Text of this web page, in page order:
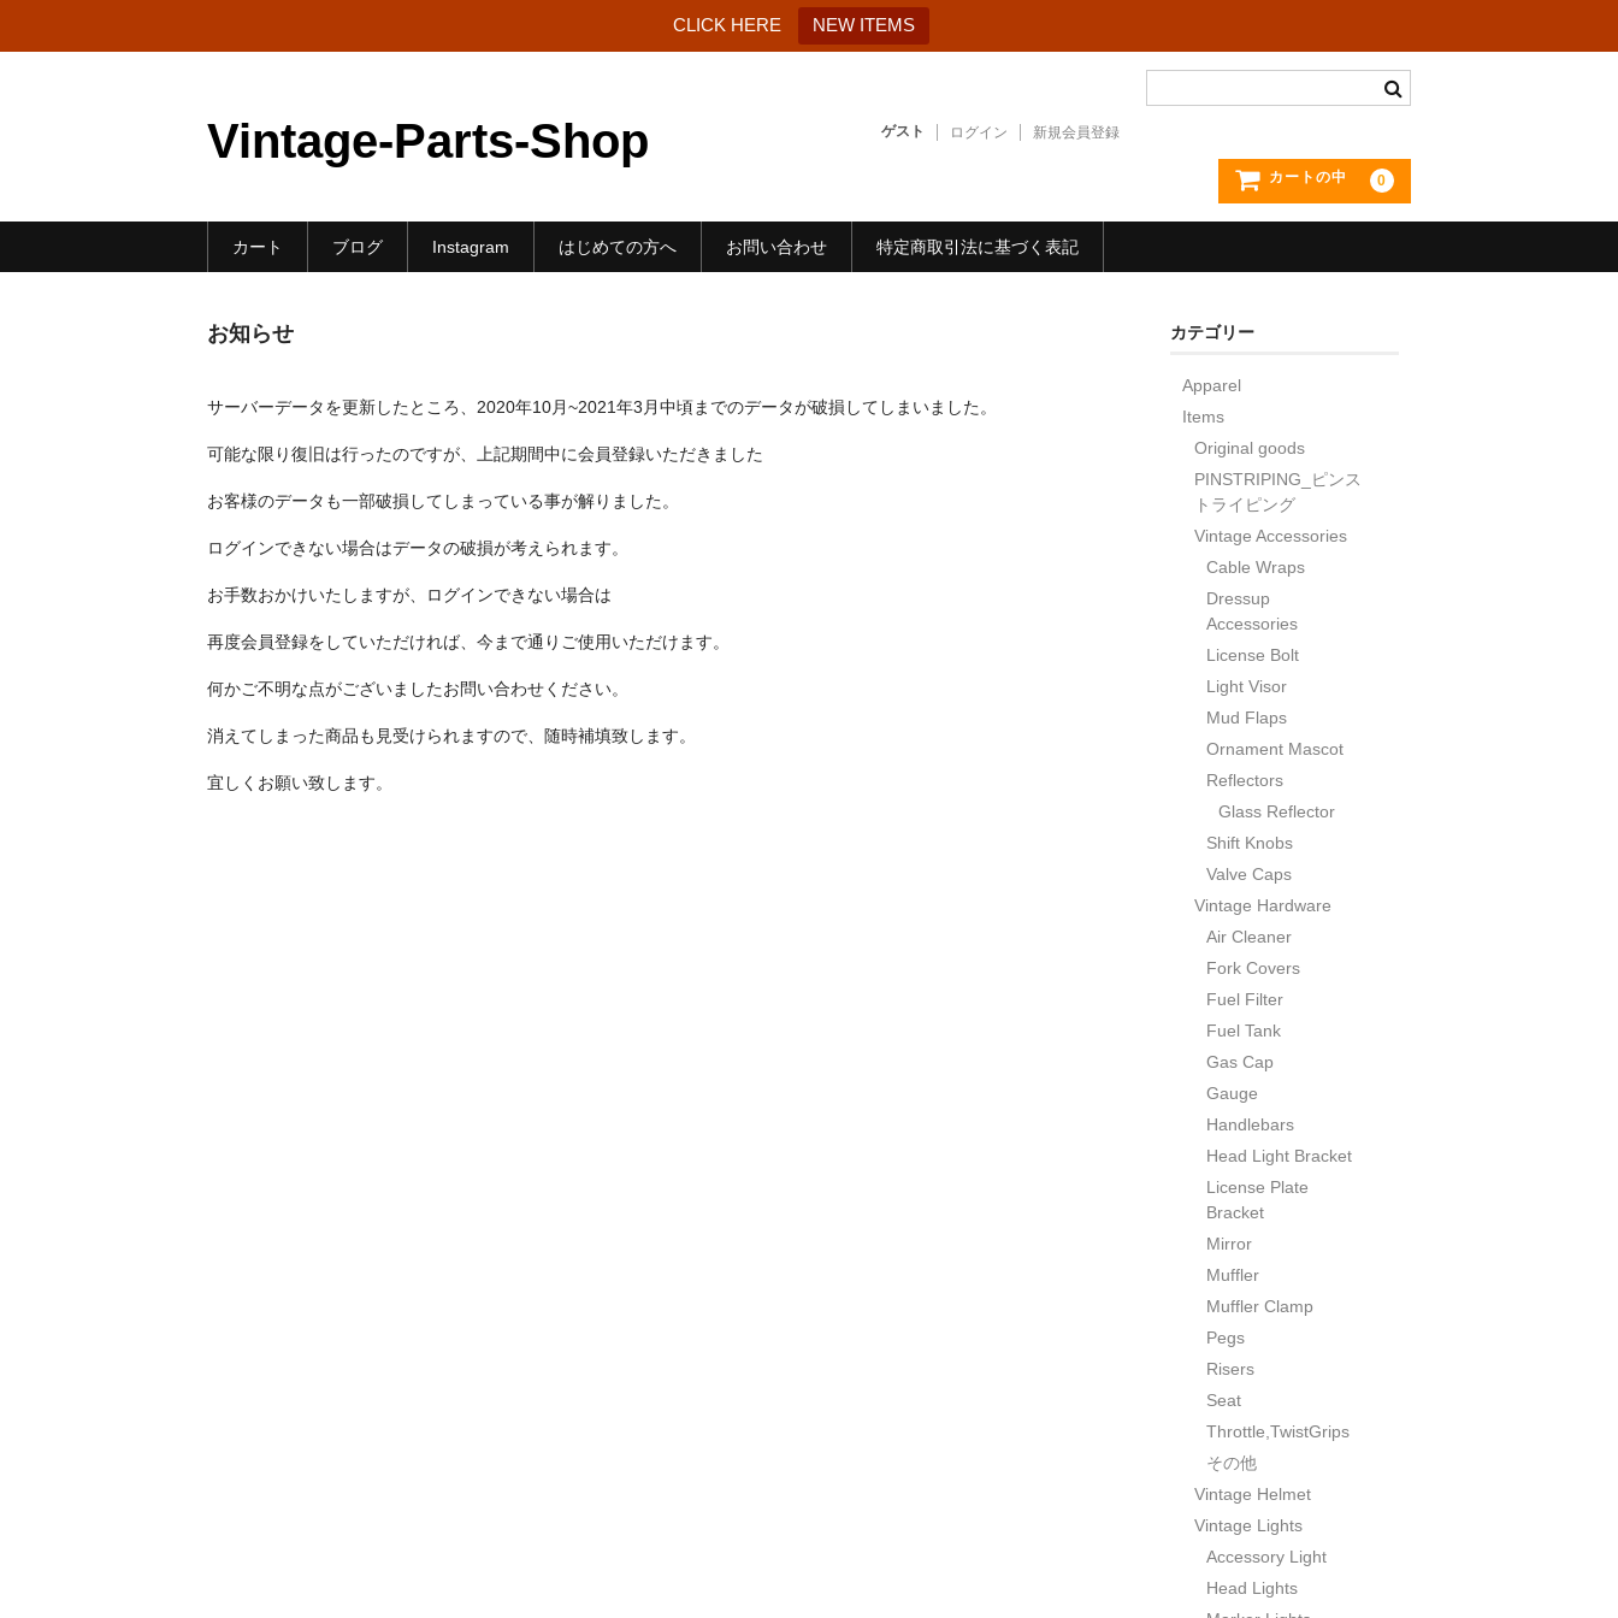
CLICK HERE NEW ITEMS
Vintage-Parts-Shop ゲスト ログイン 新規会員登録
カートの中 0
カート ブログ Instagram はじめての方へ お問い合わせ 特定商取引法に基づく表記
お知らせ
サーバーデータを更新したところ、2020年10月~2021年3月中頃までのデータが破損してしまいました。
可能な限り復旧は行ったのですが、上記期間中に会員登録いただきました
お客様のデータも一部破損してしまっている事が解りました。
ログインできない場合はデータの破損が考えられます。
お手数おかけいたしますが、ログインできない場合は
再度会員登録をしていただければ、今まで通りご使用いただけます。
何かご不明な点がございましたお問い合わせください。
消えてしまった商品も見受けられますので、随時補填致します。
宜しくお願い致します。
カテゴリー
Apparel
Items
Original goods
PINSTRIPING_ピンス
トライピング
Vintage Accessories
Cable Wraps
Dressup
Accessories
License Bolt
Light Visor
Mud Flaps
Ornament Mascot
Reflectors
Glass Reflector
Shift Knobs
Valve Caps
Vintage Hardware
Air Cleaner
Fork Covers
Fuel Filter
Fuel Tank
Gas Cap
Gauge
Handlebars
Head Light Bracket
License Plate
Bracket
Mirror
Muffler
Muffler Clamp
Pegs
Risers
Seat
Throttle,TwistGrips
その他
Vintage Helmet
Vintage Lights
Accessory Light
Head Lights